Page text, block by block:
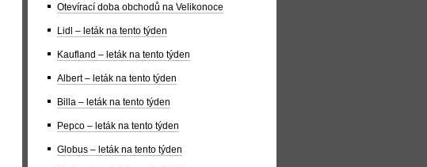
Otevírací doba obchodů na Velikonoce
Lidl – leták na tento týden
Kaufland – leták na tento týden
Albert – leták na tento týden
Billa – leták na tento týden
Pepco – leták na tento týden
Globus – leták na tento týden